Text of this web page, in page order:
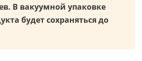
В вакуумной упаковке
будет сохраняться до